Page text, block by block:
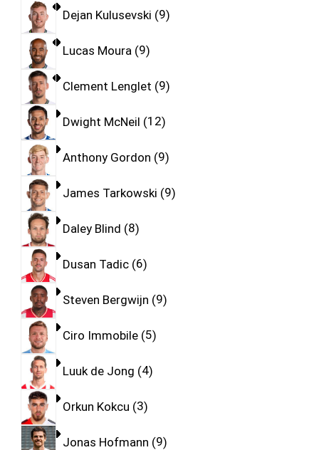
Dejan Kulusevski 9
Lucas Moura 9
Clement Lenglet 9
Dwight McNeil 12
Anthony Gordon 9
James Tarkowski 9
Daley Blind 8
Dusan Tadic 6
Steven Bergwijn 9
Ciro Immobile 5
Luuk de Jong 4
Orkun Kokcu 3
Jonas Hofmann 9